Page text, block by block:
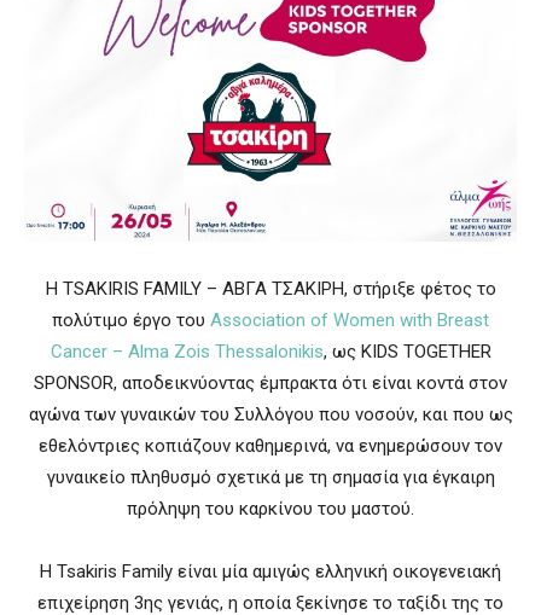
Η TSAKIRIS FAMILY – ΑΒΓΑ ΤΣΑΚΙΡΗ, στήριξε φέτος το
πολύτιμο έργο του Association of Women with Breast
Cancer – Alma Zois Thessalonikis, ως KIDS TOGETHER
SPONSOR, αποδεικνύοντας έμπρακτα ότι είναι κοντά στον
αγώνα των γυναικών του Συλλόγου που νοσούν, και που ως
εθελόντριες κοπιάζουν καθημερινά, να ενημερώσουν τον
γυναικείο πληθυσμό σχετικά με τη σημασία για έγκαιρη
πρόληψη του καρκίνου του μαστού.
H Tsakiris Family είναι μία αμιγώς ελληνική οικογενειακή
επιχείρηση 3ης γενιάς, η οποία ξεκίνησε το ταξίδι της το